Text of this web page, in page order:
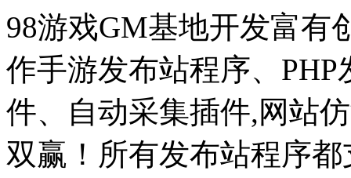
98游戏GM基地开发富有
作手游发布站程序、
件、自动采集插件,网站
双赢！所有发布站程序